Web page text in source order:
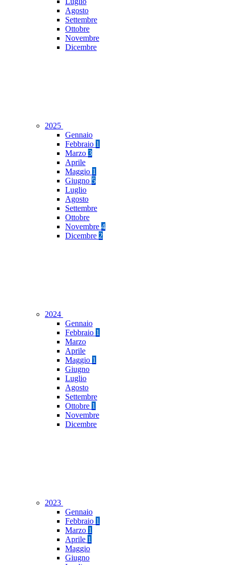
Agosto
Settembre
Ottobre
Novembre
Dicembre
2025
Gennaio
Febbraio 1
Marzo 3
Aprile
Maggio 1
Giugno 5
Luglio
Agosto
Settembre
Ottobre
Novembre 4
Dicembre 2
2024
Gennaio
Febbraio 1
Marzo
Aprile
Maggio 1
Giugno
Luglio
Agosto
Settembre
Ottobre 1
Novembre
Dicembre
2023
Gennaio
Febbraio 1
Marzo 1
Aprile 1
Maggio
Giugno